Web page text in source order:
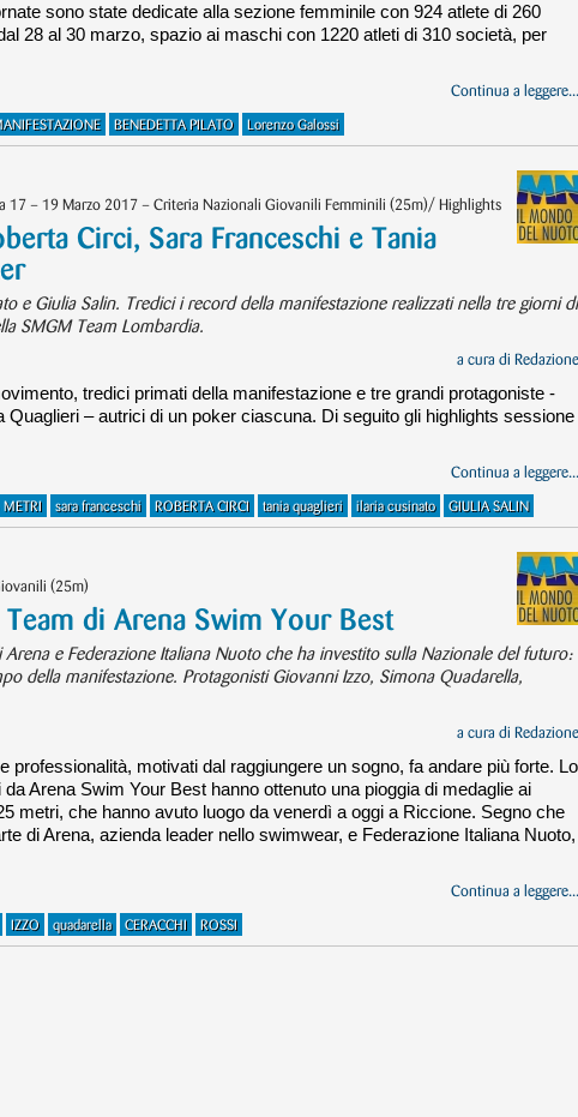
sono state dedicate alla sezione femminile con 924 atlete di 260
28 al 30 marzo, spazio ai maschi con 1220 atleti di 310 società, per
Continua a leggere...
BENEDETTA PILATO Lorenzo Galossi
17 – 19 Marzo 2017 – Criteria Nazionali Giovanili Femminili (25m)/ Highlights
Circi, Sara Franceschi e Tania
e Giulia Salin. Tredici i record della manifestazione realizzati nella tre giorni di
SMGM Team Lombardia.
a cura di Redazione
tredici primati della manifestazione e tre grandi protagoniste -
Quaglieri – autrici di un poker ciascuna. Di seguito gli highlights sessione
Continua a leggere...
METRI sara franceschi ROBERTA CIRCI tania quaglieri ilaria cusinato GIULIA SALIN
(25m)
di Arena Swim Your Best
e Federazione Italiana Nuoto che ha investito sulla Nazionale del futuro:
della manifestazione. Protagonisti Giovanni Izzo, Simona Quadarella,
a cura di Redazione
professionalità, motivati dal raggiungere un sogno, fa andare più forte. Lo
Arena Swim Your Best hanno ottenuto una pioggia di medaglie ai
metri, che hanno avuto luogo da venerdì a oggi a Riccione. Segno che
di Arena, azienda leader nello swimwear, e Federazione Italiana Nuoto,
Continua a leggere...
IZZO quadarella CERACCHI ROSSI